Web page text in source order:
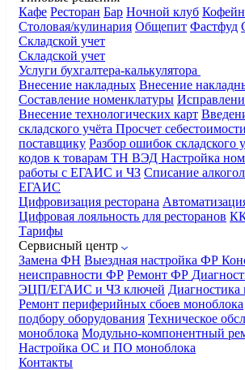
Кафе Ресторан Бар Ночной клуб
Столовая/кулинария Общепит Фастфуд
Складской учет
Складской учет
Услуги бухгалтера-калькулятора
Внесение накладных Внесение
Составление номенклатуры
Внесение технологических карт
складского учёта Просчет
поставщику Разбор ошибок складского
кодов к товарам ТН ВЭД Настройка
работы с ЕГАИС и ЧЗ Списание
ЕГАИС
Цифровизация ресторана
Цифровая лояльность для ресторанов
Тарифы
Сервисный центр
Замена ФН Выездная настройка ФР
неисправности ФР Ремонт ФР
ЭЦП/ЕГАИС и ЧЗ ключей Диагностика
Ремонт периферийных сбоев моноблока
подбору оборудования Техническое
моноблока Модульно-компонентный
Настройка ОС и ПО моноблока
Контакты